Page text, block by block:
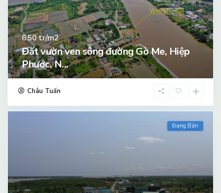
6.50tr/m2
Đất vườn ven sông đường Gò Me, Hiệp
Phước, N...
Châu Tuấn
Đang Bán